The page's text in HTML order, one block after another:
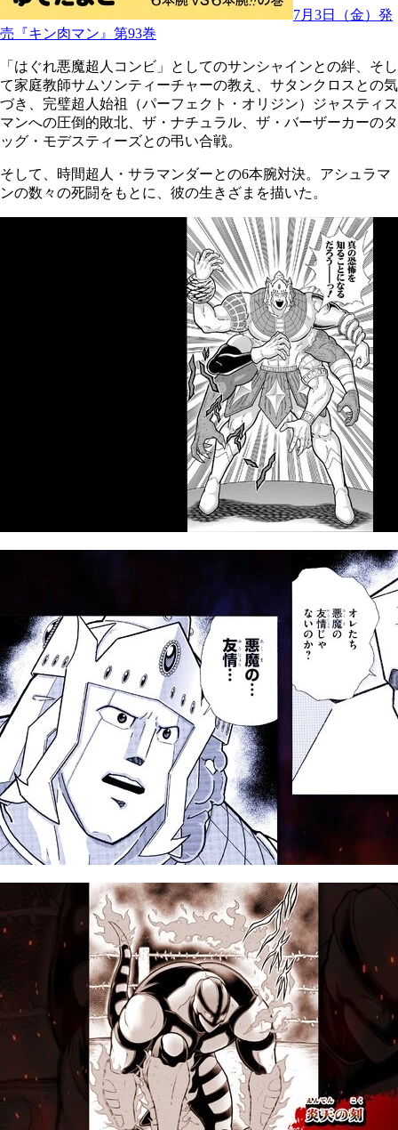
7月3日（金）発
売『キン肉マン』第93巻
「はぐれ悪魔超人コンビ」としてのサンシャインとの絆、そし
て家庭教師サムソンティーチャーの教え、サタンクロスとの気
づき、完璧超人始祖（パーフェクト・オリジン）ジャスティス
マンへの圧倒的敗北、ザ・ナチュラル、ザ・バーザーカーのタ
ッグ・モデスティーズとの弔い合戦。
そして、時間超人・サラマンダーとの6本腕対決。アシュラマ
ンの数々の死闘をもとに、彼の生きざまを描いた。